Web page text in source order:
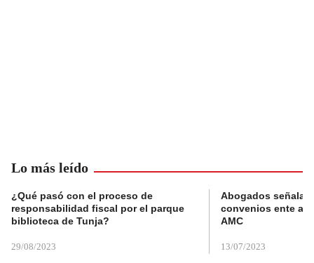
Lo más leído
¿Qué pasó con el proceso de
responsabilidad fiscal por el parque
biblioteca de Tunja?
29/08/2023
Abogados
convenios ente
AMC
13/07/2023